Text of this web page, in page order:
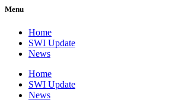
Menu
Home
SWI Update
News
Home
SWI Update
News